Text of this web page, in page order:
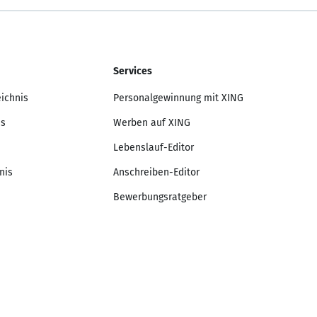
Services
Personalgewinnung mit XING
Werben auf XING
Lebenslauf-Editor
Anschreiben-Editor
Bewerbungsratgeber